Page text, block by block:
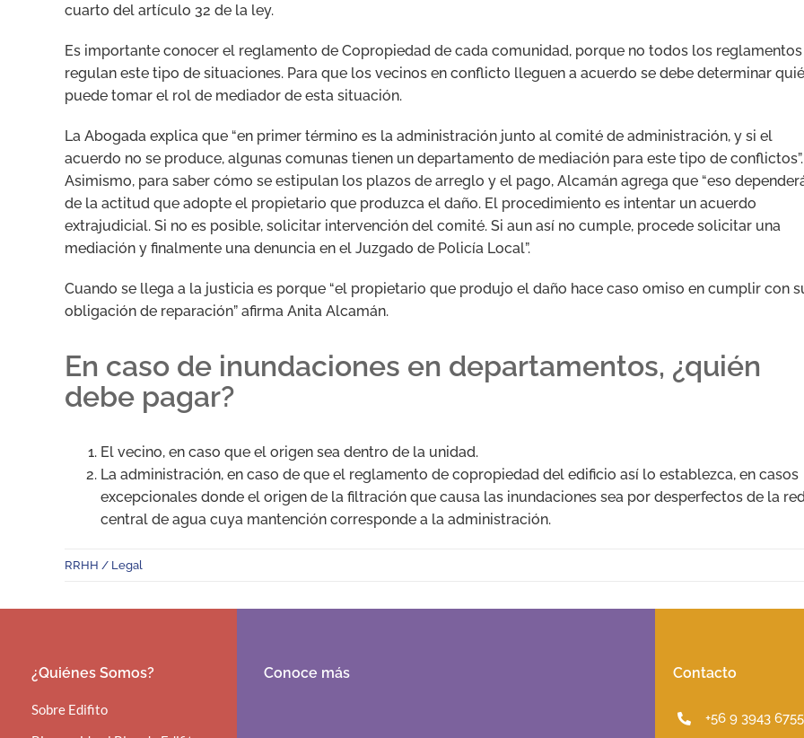
cuarto del artículo 32 de la ley.
Es importante conocer el reglamento de Copropiedad de cada comunidad, porque no todos los reglamentos
regulan este tipo de situaciones. Para que los vecinos en conflicto lleguen a acuerdo se debe determinar
puede tomar el rol de mediador de esta situación.
La Abogada explica que “en primer término es la administración junto al comité de administración, y si el
acuerdo no se produce, algunas comunas tienen un departamento de mediación para este tipo de conflictos”.
Asimismo, para saber cómo se estipulan los plazos de arreglo y el pago, Alcamán agrega que “eso
de la actitud que adopte el propietario que produzca el daño. El procedimiento es intentar un acuerdo
extrajudicial. Si no es posible, solicitar intervención del comité. Si aun así no cumple, procede solicitar una
mediación y finalmente una denuncia en el Juzgado de Policía Local”.
Cuando se llega a la justicia es porque “el propietario que produjo el daño hace caso omiso en cumplir con
obligación de reparación” afirma Anita Alcamán.
En caso de inundaciones en departamentos, ¿quién
debe pagar?
El vecino, en caso que el origen sea dentro de la unidad.
La administración, en caso de que el reglamento de copropiedad del edificio así lo establezca, en casos
excepcionales donde el origen de la filtración que causa las inundaciones sea por desperfectos de la red
central de agua cuya mantención corresponde a la administración.
RRHH / Legal
¿Quiénes Somos?
Sobre Edifito
Conoce más Contacto
+56 9 3943 6755